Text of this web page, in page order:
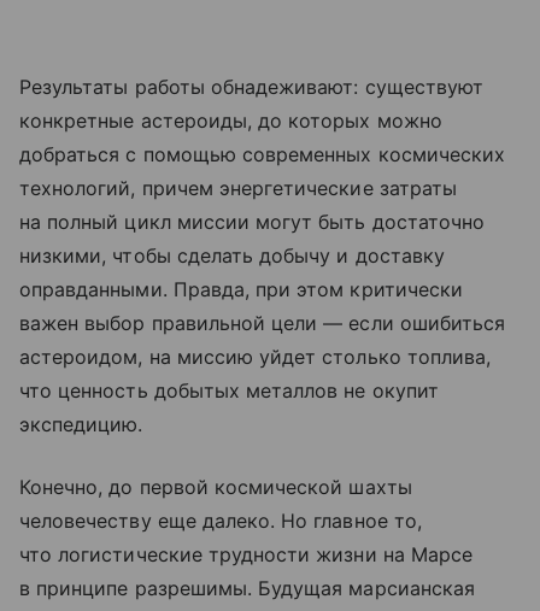
Результаты работы обнадеживают: существуют
конкретные астероиды, до которых можно
добраться с помощью современных космических
технологий, причем энергетические затраты
на полный цикл миссии могут быть достаточно
низкими, чтобы сделать добычу и доставку
оправданными. Правда, при этом критически
важен выбор правильной цели — если ошибиться
астероидом, на миссию уйдет столько топлива,
что ценность добытых металлов не окупит
экспедицию.
Конечно, до первой космической шахты
человечеству еще далеко. Но главное то,
что логистические трудности жизни на Марсе
в принципе разрешимы. Будущая марсианская